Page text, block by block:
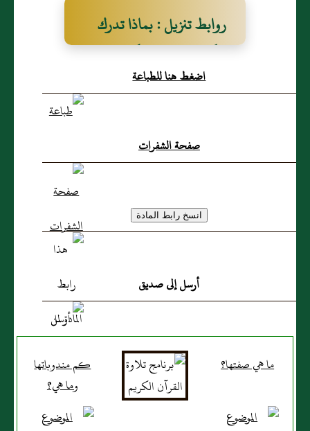
روابط تنزيل : بماذا تدرك
الركعة في صلاة الكسوف؟
اضغط هنا للطباعة
صفحة الشفرات
أرسل إلى صديق
ما هي صفتها؟
كم مندوباتها
وما هي؟